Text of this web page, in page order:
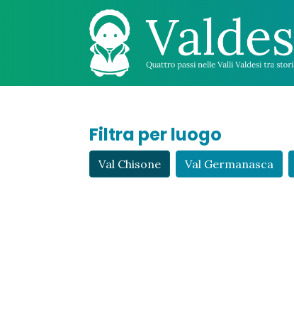
Filtra per luogo
Val Chisone Val Germanasca